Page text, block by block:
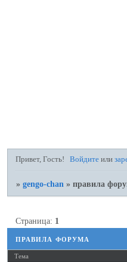
Привет, Гость! Войдите или
»gengo-chan »правила
правила форума
Страница: 1
Тема